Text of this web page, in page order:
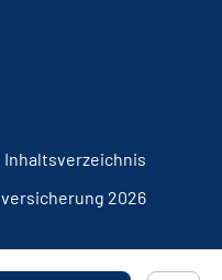
Inhaltsverzeichnis
2026